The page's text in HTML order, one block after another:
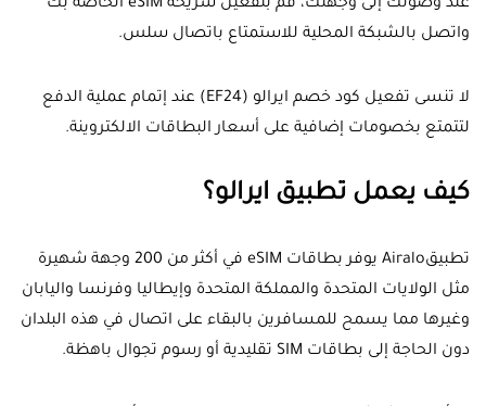
عند وصولك إلى وجهتك، قم بتفعيل شريحة eSIM الخاصة بك
واتصل بالشبكة المحلية للاستمتاع باتصال سلس.
لا تنسى تفعيل كود خصم ايرالو (EF24) عند إتمام عملية الدفع
لتتمتع بخصومات إضافية على أسعار البطاقات الالكتروينة.
كيف يعمل تطبيق ايرالو؟
تطبيقAiralo يوفر بطاقات eSIM في أكثر من 200 وجهة شهيرة
مثل الولايات المتحدة والمملكة المتحدة وإيطاليا وفرنسا واليابان
وغيرها مما يسمح للمسافرين بالبقاء على اتصال في هذه البلدان
دون الحاجة إلى بطاقات SIM تقليدية أو رسوم تجوال باهظة.